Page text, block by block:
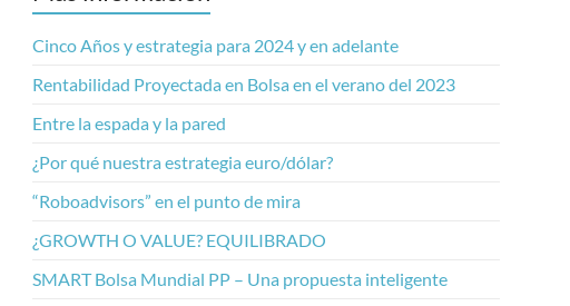
Cinco Años y estrategia para 2024 y en adelante
Rentabilidad Proyectada en Bolsa en el verano del 2023
Entre la espada y la pared
¿Por qué nuestra estrategia euro/dólar?
“Roboadvisors” en el punto de mira
¿GROWTH O VALUE? EQUILIBRADO
SMART Bolsa Mundial PP – Una propuesta inteligente